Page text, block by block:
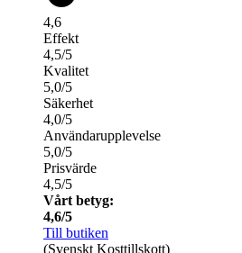
4,6
Effekt
4,5/5
Kvalitet
5,0/5
Säkerhet
4,0/5
Användarupplevelse
5,0/5
Prisvärde
4,5/5
Vårt betyg:
4,6/5
Till butiken
(Svenskt Kosttillskott)